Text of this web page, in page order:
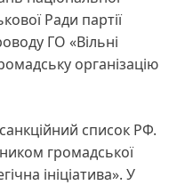
Ради партії
ГО «Вільні
організацію
список РФ.
громадської
ініціатива». У